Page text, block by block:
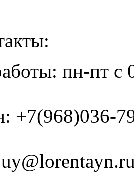
пн-пт с
+7(968)036-